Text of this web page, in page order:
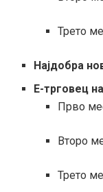
Трето
Најдобра
Е-трговец
Прво
Второ
Трето